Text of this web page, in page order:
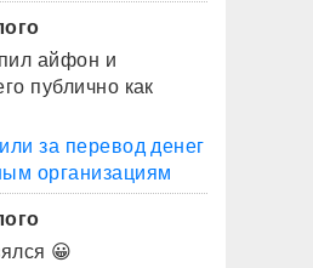
айфон и
публично как
за перевод денег
организациям
😀